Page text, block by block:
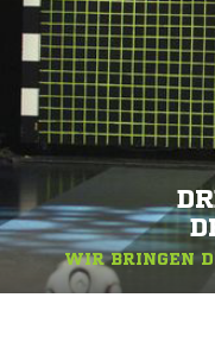
WIR BRINGEN